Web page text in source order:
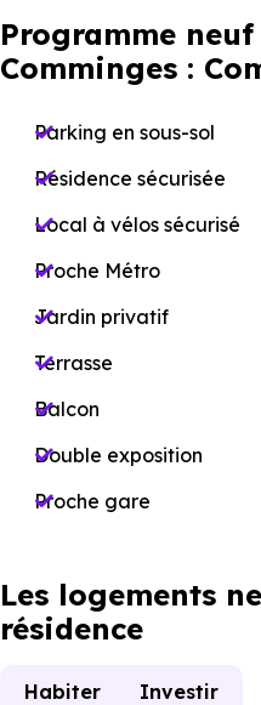
Programme neuf
Comminges :
Parking en sous-sol
Résidence sécurisée
Local à vélos sécurisé
Proche Métro
Jardin privatif
Terrasse
Balcon
Double exposition
Proche gare
Les logements
résidence
Habiter Investir